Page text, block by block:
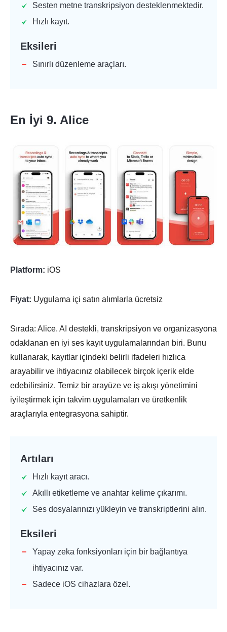
Sesten metne transkripsiyon desteklenmektedir.
Hızlı kayıt.
Eksileri
Sınırlı düzenleme araçları.
En İyi 9. Alice
Platform: iOS
Fiyat: Uygulama içi satın alımlarla ücretsiz
Sırada: Alice. AI destekli, transkripsiyon ve organizasyona
odaklanan en iyi ses kayıt uygulamalarından biri. Bunu
kullanarak, kayıtlar içindeki belirli ifadeleri hızlıca
arayabilir ve ihtiyacınız olabilecek birçok içerik elde
edebilirsiniz. Temiz bir arayüze ve iş akışı yönetimini
iyileştirmek için takvim uygulamaları ve üretkenlik
araçlarıyla entegrasyona sahiptir.
Artıları
Hızlı kayıt aracı.
Akıllı etiketleme ve anahtar kelime çıkarımı.
Ses dosyalarınızı yükleyin ve transkriptlerini alın.
Eksileri
Yapay zeka fonksiyonları için bir bağlantıya
ihtiyacınız var.
Sadece iOS cihazlara özel.